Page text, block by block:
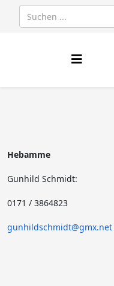
Hebamme
Gunhild Schmidt:
0171 / 3864823
gunhildschmidt@gmx.net